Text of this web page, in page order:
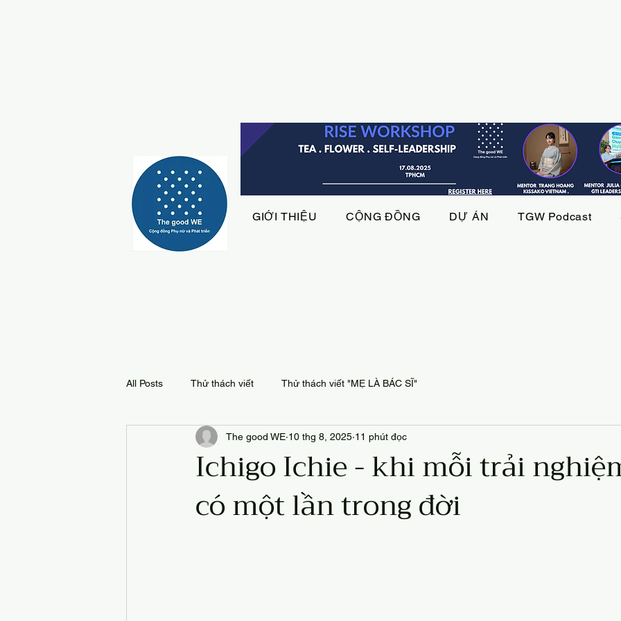
GIỚI THIỆU CỘNG ĐỒNG DỰ ÁN TGW Podcast
All Posts Thử thách viết Thử thách viết "MẸ LÀ BÁC SĨ"
Ichigo Ichie - khi mỗi trải
có một lần trong đời
The good WE 10 thg 8, 2025 11 phút đọc